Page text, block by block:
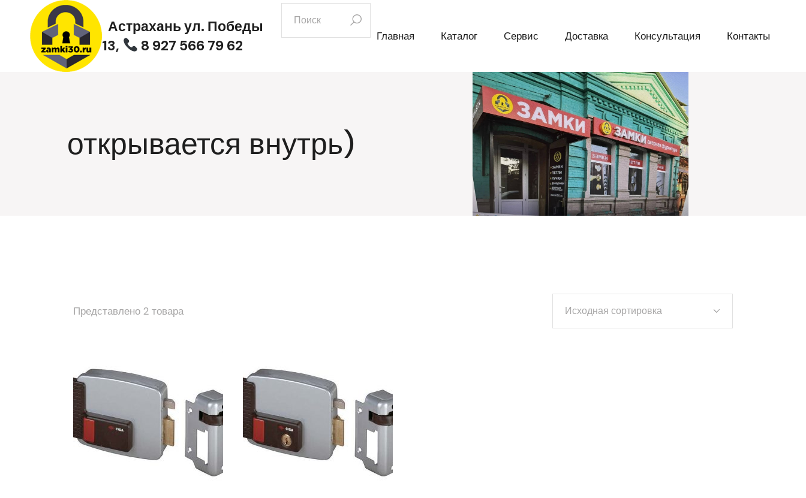
содержимому
Астрахань ул. Победы
13,
8 927 566 79 62
искать:
Главная Каталог Сервис Доставка Консультация Контакты
открывается внутрь)
Представлено 2 товара Исходная сортировка